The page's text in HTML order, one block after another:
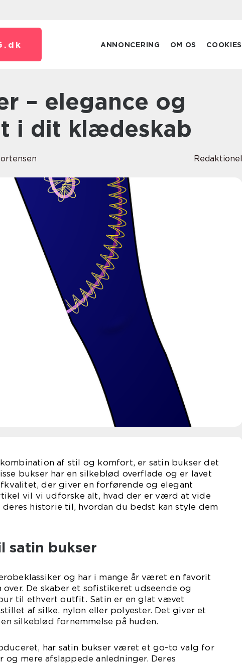
dk ANNONCERING OM OS COOKIES
i dit klædeskab
Redaktionel
af stil og komfort, er satin bukser det
bukser har en silkeblød overflade og er lavet
der giver en forførende og elegant
vil vi udforske alt, hvad der er værd at vide
historie til, hvordan du bedst kan style dem
satin bukser
og har i mange år været en favorit
over. De skaber et sofistikeret udseende og
til ethvert outfit. Satin er en glat vævet
af silke, nylon eller polyester. Det giver et
silkeblød fornemmelse på huden.
har satin bukser været et go-to valg for
og mere afslappede anledninger. Deres